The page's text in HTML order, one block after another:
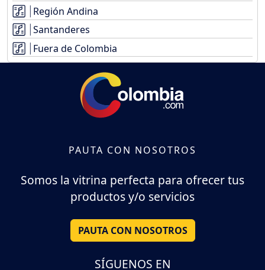
Región Andina
Santanderes
Fuera de Colombia
PAUTA CON NOSOTROS
Somos la vitrina perfecta para ofrecer tus
productos y/o servicios
PAUTA CON NOSOTROS
SÍGUENOS EN